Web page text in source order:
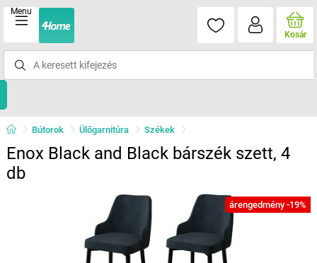
Menu
Kosár
Bútorok Ülőgarnitúra Székek
Enox Black and Black bárszék szett, 4
db
árengedmény -19%